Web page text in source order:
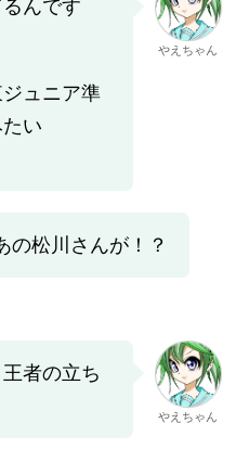
んです
ュニア準
い
やえちゃん
の松川さんが！？
者の立ち
やえちゃん